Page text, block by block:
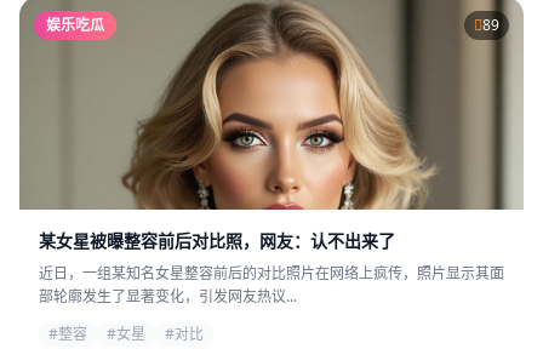
娱乐吃瓜 89
某女星被曝整容前后对比照，网友：认不出来了
近日，一组某知名女星整容前后的对比照片在网络上疯传，照片显示其面
部轮廓发生了显著变化，引发网友热议...
#整容
#女星
#对比